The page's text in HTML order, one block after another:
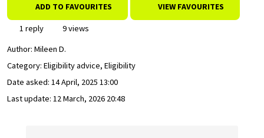
ADD TO FAVOURITES VIEW FAVOURITES
1 reply
9 views
Author: Mileen D.
Category: Eligibility advice, Eligibility
Date asked: 14 April, 2025 13:00
Last update: 12 March, 2026 20:48